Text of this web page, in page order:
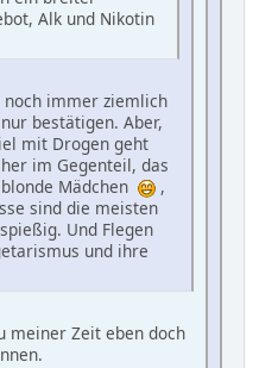
Alk und Nikotin
noch immer ziemlich
bestätigen. Aber,
mit Drogen geht
im Gegenteil, das
Mädchen
,
sind die meisten
Und Flegen
und ihre
meiner Zeit eben doch